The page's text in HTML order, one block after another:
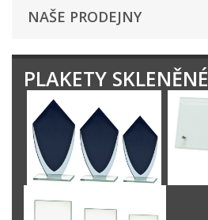
NAŠE PRODEJNY
PLAKETY SKLENĚNÉ